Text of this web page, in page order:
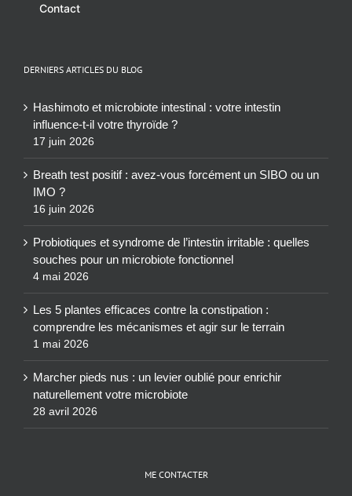
Contact
DERNIERS ARTICLES DU BLOG
Hashimoto et microbiote intestinal : votre intestin
influence-t-il votre thyroïde ?
17 juin 2026
Breath test positif : avez-vous forcément un SIBO ou un
IMO ?
16 juin 2026
Probiotiques et syndrome de l’intestin irritable : quelles
souches pour un microbiote fonctionnel
4 mai 2026
Les 5 plantes efficaces contre la constipation :
comprendre les mécanismes et agir sur le terrain
1 mai 2026
Marcher pieds nus : un levier oublié pour enrichir
naturellement votre microbiote
28 avril 2026
ME CONTACTER